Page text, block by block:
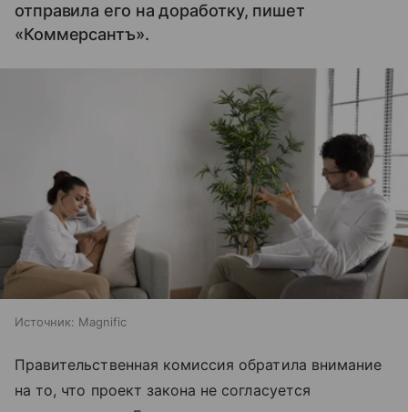
отправила его на доработку, пишет
«Коммерсантъ».
Источник: Magnific
Правительственная комиссия обратила внимание
на то, что проект закона не согласуется